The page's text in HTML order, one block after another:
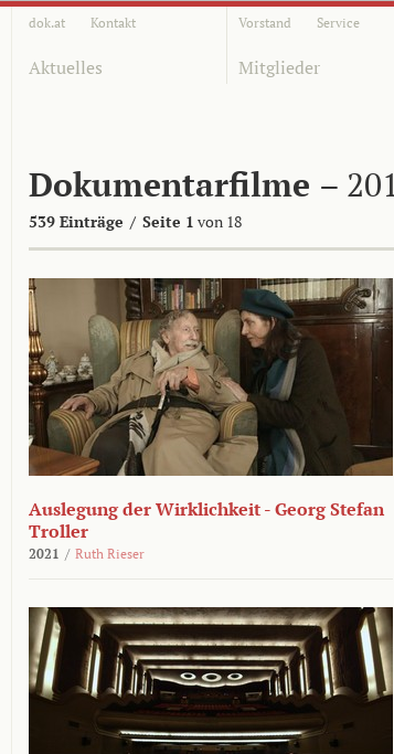
dok.at Kontakt Vorstand Service
Aktuelles Mitglieder
Dokumentarfilme –
539 Einträge / Seite 1 von 18
Auslegung der Wirklichkeit - Georg Stefan
Troller
2021 / Ruth Rieser